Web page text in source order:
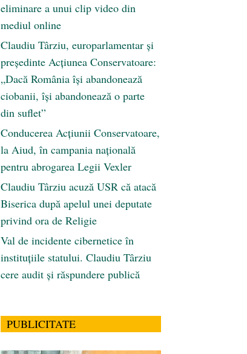
eliminare a unui clip video din
mediul online
Claudiu Târziu, europarlamentar și
președinte Acțiunea Conservatoare:
„Dacă România își abandonează
ciobanii, își abandonează o parte
din suflet”
Conducerea Acțiunii Conservatoare,
la Aiud, în campania națională
pentru abrogarea Legii Vexler
Claudiu Târziu acuză USR că atacă
Biserica după apelul unei deputate
privind ora de Religie
Val de incidente cibernetice în
instituțiile statului. Claudiu Târziu
cere audit și răspundere publică
PUBLICITATE